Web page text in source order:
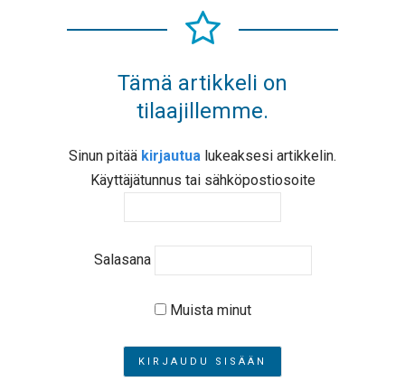
Tämä artikkeli on
tilaajillemme.
Sinun pitää kirjautua lukeaksesi artikkelin.
Käyttäjätunnus tai sähköpostiosoite
Salasana
Muista minut